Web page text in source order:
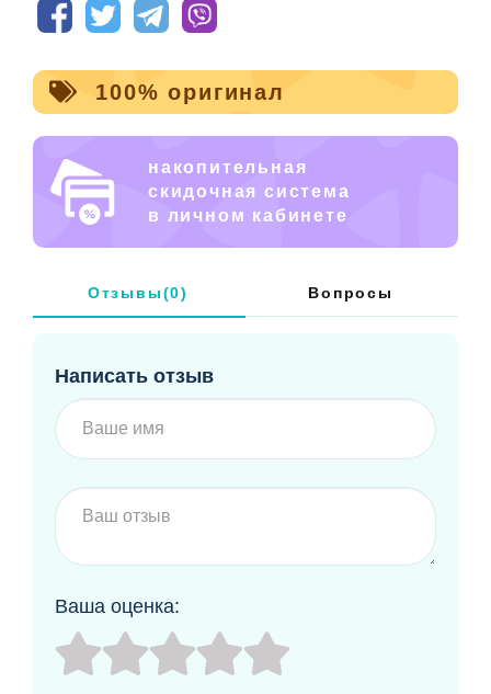
100% оригинал
накопительная
скидочная система
в личном кабинете
Отзывы(0) Вопросы
Написать отзыв
Ваша оценка: